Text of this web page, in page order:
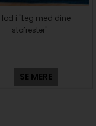
lod i "Leg med dine
stofrester"
SE MERE